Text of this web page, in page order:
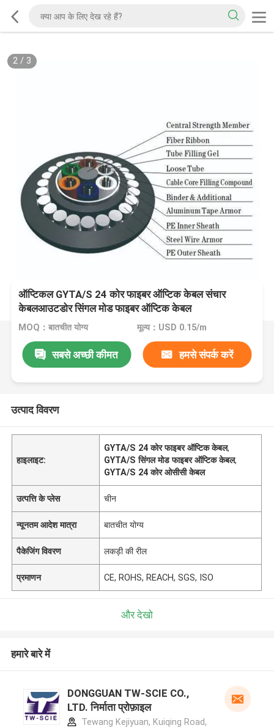
2/ 3
ऑप्टिकल GYTA/S 24 कोर फाइबर ऑप्टिक केबल संचार
केबलआउटडोर सिंगल मोड फाइबर ऑप्टिक केबल
MOQ：बातचीत योग्य मूल्य：USD 0.15/m
सबसे अच्छी कीमत हमसे संपर्क करें
उत्पाद विवरण
हाइलाइट:
GYTA/S 24 कोर फाइबर ऑप्टिक केबल,
GYTA/S सिंगल मोड फाइबर ऑप्टिक केबल,
GYTA/S 24 कोर ओसीसी केबल
उत्पत्ति के प्लेस चीन
न्यूनतम आदेश मात्रा बातचीत योग्य
पैकेजिंग विवरण लकड़ी की रील
प्रमाणन CE, ROHS, REACH, SGS, ISO
और देखो
हमारे बारे में
DONGGUAN TW-SCIE CO.,
LTD. निर्माता प्रोफ़ाइल
Tewang Kejiyuan, Kuiqing Road,